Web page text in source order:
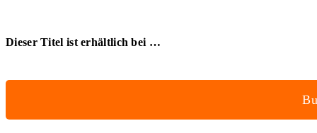
Dieser Titel ist erhältlich bei …